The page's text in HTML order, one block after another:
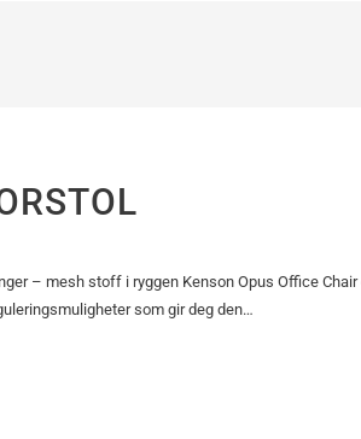
– mesh stoff i ryggen Kenson Opus Office Chair
som gir deg den…